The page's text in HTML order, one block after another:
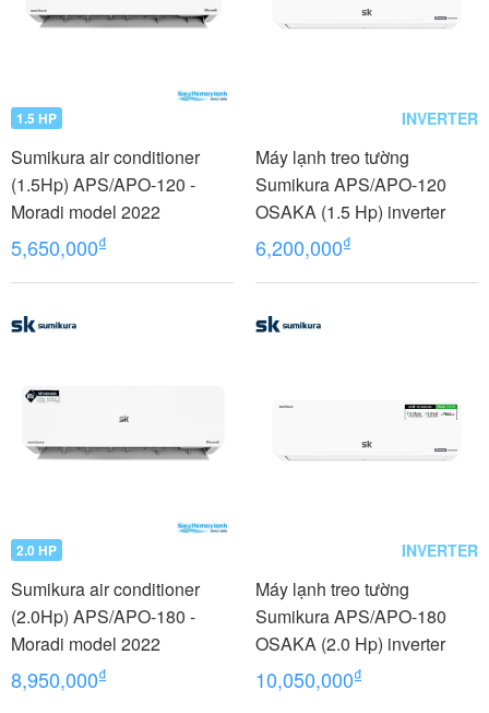
1.5 HP
Sumikura air conditioner
(1.5Hp) APS/APO-120 -
Moradi model 2022
5,650,000₫
INVERTER
Máy lạnh treo tường
Sumikura APS/APO-120
OSAKA (1.5 Hp) inverter
6,200,000₫
2.0 HP
Sumikura air conditioner
(2.0Hp) APS/APO-180 -
Moradi model 2022
8,950,000₫
INVERTER
Máy lạnh treo tường
Sumikura APS/APO-180
OSAKA (2.0 Hp) inverter
10,050,000₫